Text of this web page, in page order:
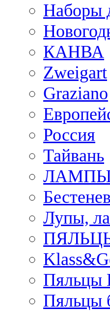
Наборы
КАНВА
Zweigart
Graziano
Россия
Тайвань
Лупы,
Пяльцы
Пяльцы